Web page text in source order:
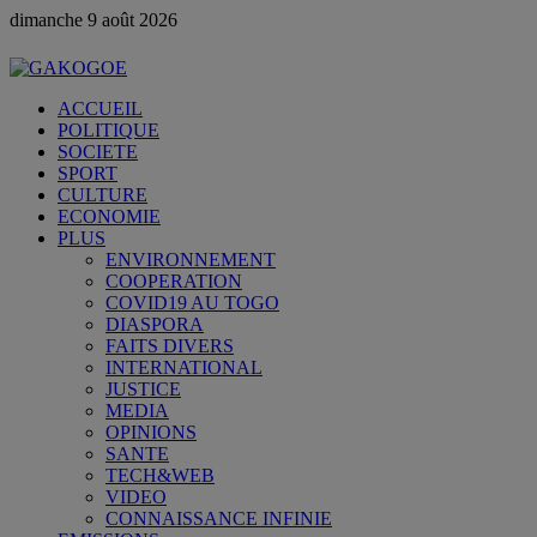
dimanche 9 août 2026
ACCUEIL
POLITIQUE
SOCIETE
SPORT
CULTURE
ECONOMIE
PLUS
ENVIRONNEMENT
COOPERATION
COVID19 AU TOGO
DIASPORA
FAITS DIVERS
INTERNATIONAL
JUSTICE
MEDIA
OPINIONS
SANTE
TECH&WEB
VIDEO
CONNAISSANCE INFINIE